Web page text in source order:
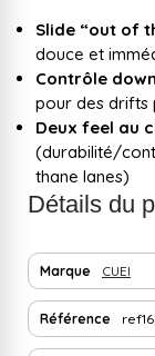
Slide “out of
douce et
Contrôle
pour des drifts
Deux feel au
(durabilité/
thane lanes)
Détails du
Marque CUEI
Référence